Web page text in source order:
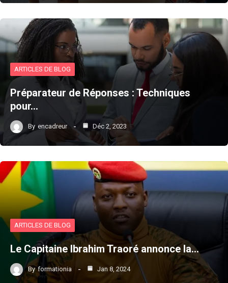
ARTICLES DE BLOG
Préparateur de Réponses : Techniques
pour…
By encadreur Déc 2, 2023
ARTICLES DE BLOG
Le Capitaine Ibrahim Traoré annonce la…
By formationia Jan 8, 2024